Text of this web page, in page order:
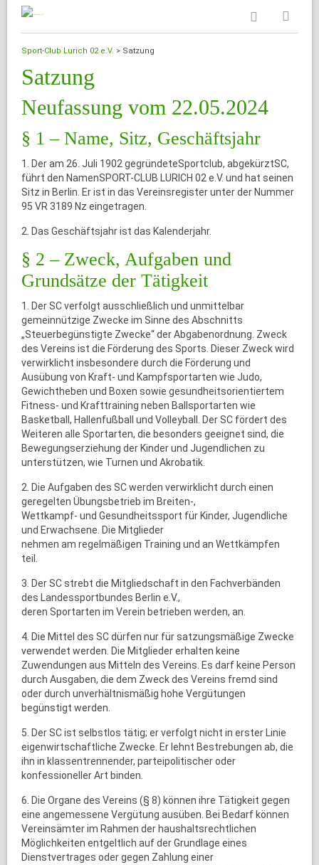
Sport-Club Lurich 02 e.V. > Satzung
Satzung
Neufassung vom 22.05.2024
§ 1 – Name, Sitz, Geschäftsjahr
1. Der am 26. Juli 1902 gegründeteSportclub, abgekürztSC,
führt den NamenSPORT-CLUB LURICH 02 e.V. und hat seinen
Sitz in Berlin. Er ist in das Vereinsregister unter der Nummer
95 VR 3189 Nz eingetragen.
2. Das Geschäftsjahr ist das Kalenderjahr.
§ 2 – Zweck, Aufgaben und
Grundsätze der Tätigkeit
1. Der SC verfolgt ausschließlich und unmittelbar
gemeinnützige Zwecke im Sinne des Abschnitts
„Steuerbegünstigte Zwecke“ der Abgabenordnung. Zweck
des Vereins ist die Förderung des Sports. Dieser Zweck wird
verwirklicht insbesondere durch die Förderung und
Ausübung von Kraft- und Kampfsportarten wie Judo,
Gewichtheben und Boxen sowie gesundheitsorientiertem
Fitness- und Krafttraining neben Ballsportarten wie
Basketball, Hallenfußball und Volleyball. Der SC fördert des
Weiteren alle Sportarten, die besonders geeignet sind, die
Bewegungserziehung der Kinder und Jugendlichen zu
unterstützen, wie Turnen und Akrobatik.
2. Die Aufgaben des SC werden verwirklicht durch einen
geregelten Übungsbetrieb im Breiten-,
Wettkampf- und Gesundheitssport für Kinder, Jugendliche
und Erwachsene. Die Mitglieder
nehmen am regelmäßigen Training und an Wettkämpfen
teil.
3. Der SC strebt die Mitgliedschaft in den Fachverbänden
des Landessportbundes Berlin e.V.,
deren Sportarten im Verein betrieben werden, an.
4. Die Mittel des SC dürfen nur für satzungsmäßige Zwecke
verwendet werden. Die Mitglieder erhalten keine
Zuwendungen aus Mitteln des Vereins. Es darf keine Person
durch Ausgaben, die dem Zweck des Vereins fremd sind
oder durch unverhältnismäßig hohe Vergütungen
begünstigt werden.
5. Der SC ist selbstlos tätig; er verfolgt nicht in erster Linie
eigenwirtschaftliche Zwecke. Er lehnt Bestrebungen ab, die
ihn in klassentrennender, parteipolitischer oder
konfessioneller Art binden.
6. Die Organe des Vereins (§ 8) können ihre Tätigkeit gegen
eine angemessene Vergütung ausüben. Bei Bedarf können
Vereinsämter im Rahmen der haushaltsrechtlichen
Möglichkeiten entgeltlich auf der Grundlage eines
Dienstvertrages oder gegen Zahlung einer